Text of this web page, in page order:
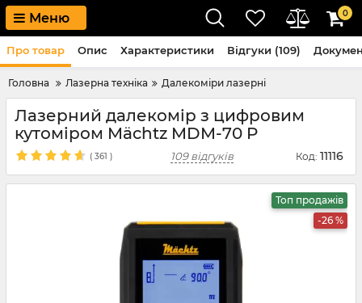
Меню 0
Головна Лазерна техніка Далекоміри лазерні
Лазерний далекомір з цифровим
кутоміром Mächtz MDM-70 P
( 361 ) 109 відгуків Код: 11116
Топ продажів
-26 %
Про товар Опис Характеристики Відгуки (109)